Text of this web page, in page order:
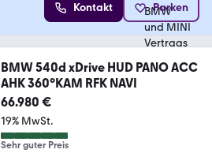
Kontakt Parken
BMW 540d xDrive HUD PANO ACC
AHK 360°KAM RFK NAVI
66.980 €
19% MwSt.
Sehr guter Preis